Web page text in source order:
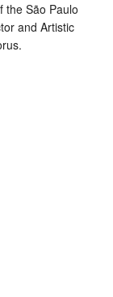
the São Paulo
and Artistic